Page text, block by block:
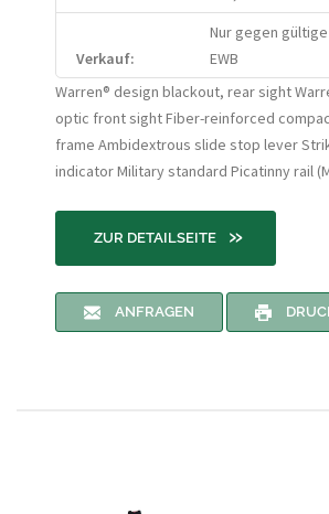
Verkauf:
Nur gegen gültige
EWB
Warren® design blackout, rear sight
optic front sight Fiber-reinforced
frame Ambidextrous slide stop lever
indicator Military standard Picatinny rail
ZUR DETAILSEITE »
ANFRAGEN